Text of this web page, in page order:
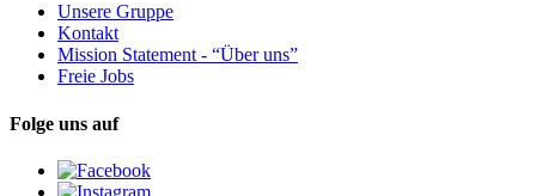
Unsere Gruppe
Kontakt
Mission Statement - “Über uns”
Freie Jobs
Folge uns auf